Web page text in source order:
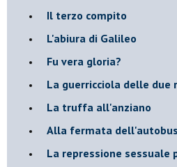
Il terzo compito
L'abiura di Galileo
Fu vera gloria?
La guerricciola delle due
La truffa all'anziano
Alla fermata dell'autobus
La repressione sessuale